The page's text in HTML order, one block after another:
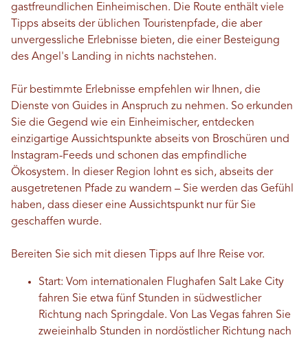
gastfreundlichen Einheimischen. Die Route enthält viele
Tipps abseits der üblichen Touristenpfade, die aber
unvergessliche Erlebnisse bieten, die einer Besteigung
des Angel's Landing in nichts nachstehen.
Für bestimmte Erlebnisse empfehlen wir Ihnen, die
Dienste von Guides in Anspruch zu nehmen. So erkunden
Sie die Gegend wie ein Einheimischer, entdecken
einzigartige Aussichtspunkte abseits von Broschüren und
Instagram-Feeds und schonen das empfindliche
Ökosystem. In dieser Region lohnt es sich, abseits der
ausgetretenen Pfade zu wandern – Sie werden das Gefühl
haben, dass dieser eine Aussichtspunkt nur für Sie
geschaffen wurde.
Bereiten Sie sich mit diesen Tipps auf Ihre Reise vor.
Start: Vom internationalen Flughafen Salt Lake City
fahren Sie etwa fünf Stunden in südwestlicher
Richtung nach Springdale. Von Las Vegas fahren Sie
zweieinhalb Stunden in nordöstlicher Richtung nach